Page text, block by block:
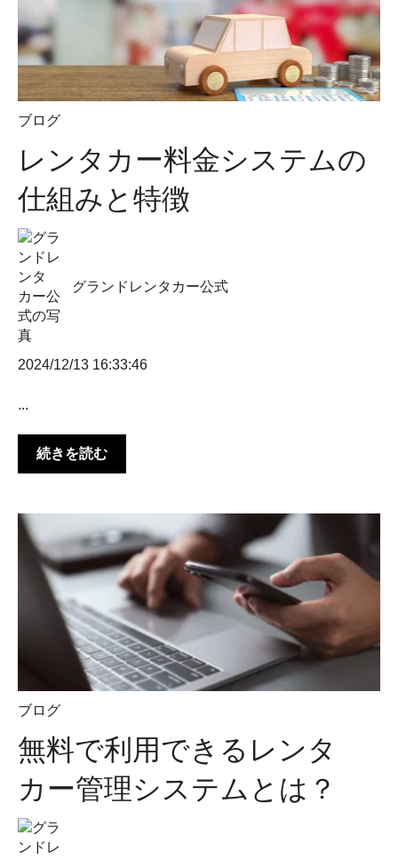
ブログ
レンタカー料金システムの
仕組みと特徴
グランドレンタカー公式
2024/12/13 16:33:46
...
続きを読む
ブログ
無料で利用できるレンタ
カー管理システムとは？